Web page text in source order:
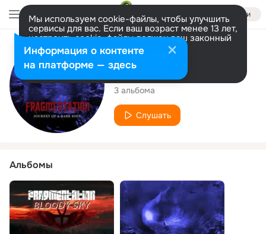
Войти
Мы используем cookie-файлы, чтобы улучшить
сервисы для вас. Если ваш возраст менее 13 лет,
настроить cookie-файлы должен ваш законный
представитель. Больше информации
Разрешить все Настроить
Исполнитель
Fragmentation
3 альбома
Слушать
Альбомы
Информация о контенте
на платформе — здесь